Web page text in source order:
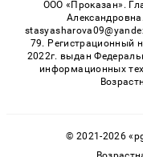
ООО «Проказан».
79. Регистрационный
2022г. выдан
информационных
© 2021-2026